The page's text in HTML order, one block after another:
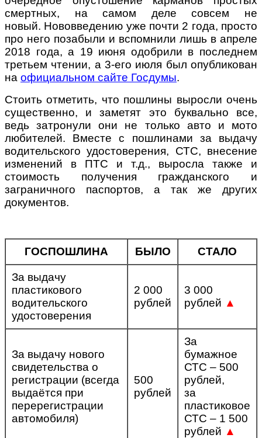
смертных, на самом деле совсем не
новый. Нововведению уже почти 2 года, просто
про него позабыли и вспомнили лишь в апреле
2018 года, а 19 июня одобрили в последнем
третьем чтении, а 3-его июля был опубликован
на официальном сайте Госдумы.
Стоить отметить, что пошлины выросли очень
существенно, и заметят это буквально все,
ведь затронули они не только авто и мото
любителей. Вместе с пошлинами за выдачу
водительского удостоверения, СТС, внесение
изменений в ПТС и т.д., выросла также и
стоимость получения гражданского и
заграничного паспортов, а так же других
документов.
ГОСПОШЛИНА БЫЛО СТАЛО
За выдачу
пластикового
водительского
удостоверения
2 000
рублей
3 000
рублей ▲
За выдачу нового
свидетельства о
регистрации (всегда
выдаётся при
перерегистрации
автомобиля)
500
рублей
За
бумажное
СТС – 500
рублей,
за
пластиковое
СТС – 1 500
рублей ▲